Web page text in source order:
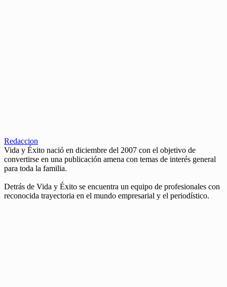
Redaccion
Vida y Éxito nació en diciembre del 2007 con el objetivo de
convertirse en una publicación amena con temas de interés general
para toda la familia.
Detrás de Vida y Éxito se encuentra un equipo de profesionales con
reconocida trayectoria en el mundo empresarial y el periodístico.